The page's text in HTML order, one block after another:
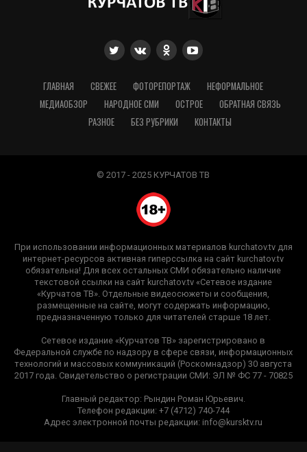
ГЛАВНАЯ СВЕЖЕЕ ФОТОРЕПОРТАЖ
НЕФОРМАЛЬНОЕ
МЕДИАОБЗОР
НАРОДНОЕ СМИ ОСТРОЕ
ОБРАТНАЯ СВЯЗЬ
РАЗНОЕ
БЕЗ РУБРИКИ КОНТАКТЫ
© 2017 - 2025 КУРЧАТОВ ТВ
При использовании информационных материалов kurchatov.tv для
интернет-ресурсов активная гиперссылка на сайт kurchatov.tv
обязательна! Для всех остальных СМИ обязательно наличие
текстовой ссылки на сайт kurchatov.tv «Сетевое издание
«Курчатов ТВ». Отдельные видеосюжеты и сообщения,
размещенные на сайте, могут содержать информацию,
предназначенную только для читателей старше 18 лет.
Сетевое издание «Курчатов ТВ» зарегистрировано в
Федеральной службе по надзору в сфере связи, информационных
технологий и массовых коммуникаций (Роскомнадзор) 30 августа
2017 года. Свидетельство о регистрации СМИ: ЭЛ № ФС 77 - 70825
Главный редактор: Рындин Роман Юрьевич.
Телефон редакции: +7 (4712) 740-744
Адрес электронной почты редакции: info@kursktv.ru